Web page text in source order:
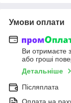
Умови оплати
Ви отримаєте
або гроші
Детальніше
Післяплата